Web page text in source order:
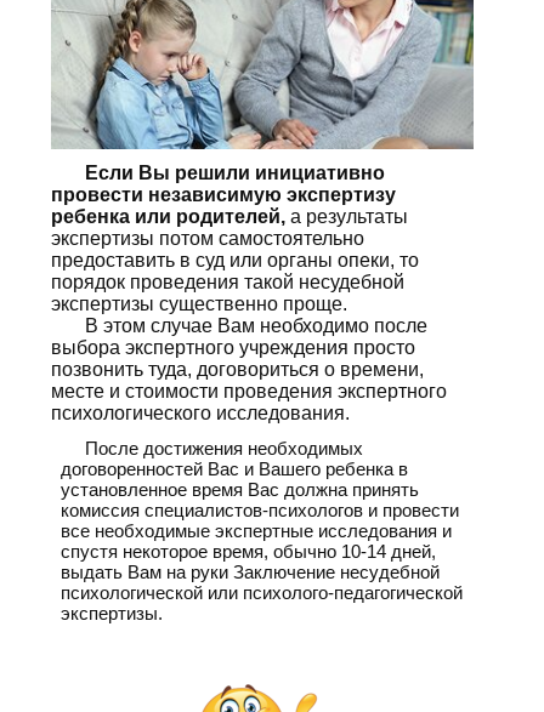
Если Вы решили инициативно
провести независимую экспертизу
ребенка или родителей, а результаты
экспертизы потом самостоятельно
предоставить в суд или органы опеки, то
порядок проведения такой несудебной
экспертизы существенно проще.
В этом случае Вам необходимо после
выбора экспертного учреждения просто
позвонить туда, договориться о времени,
месте и стоимости проведения экспертного
психологического исследования.
После достижения необходимых
договоренностей Вас и Вашего ребенка в
установленное время Вас должна принять
комиссия специалистов-психологов и провести
все необходимые экспертные исследования и
спустя некоторое время, обычно 10-14 дней,
выдать Вам на руки Заключение несудебной
психологической или психолого-педагогической
экспертизы.